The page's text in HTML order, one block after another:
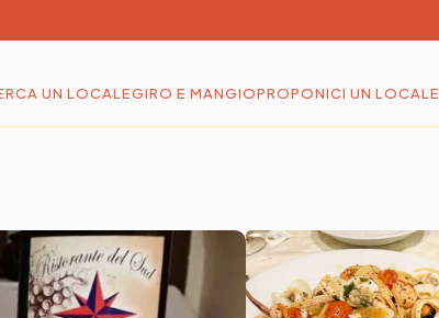
UN LOCALEGIRO E MANGIOPROPONICI UN LOCALE